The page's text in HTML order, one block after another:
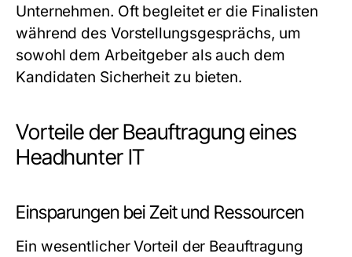
Unternehmen. Oft begleitet er die Finalisten
während des Vorstellungsgesprächs, um
sowohl dem Arbeitgeber als auch dem
Kandidaten Sicherheit zu bieten.
Vorteile der Beauftragung eines
Headhunter IT
Einsparungen bei Zeit und Ressourcen
Ein wesentlicher Vorteil der Beauftragung